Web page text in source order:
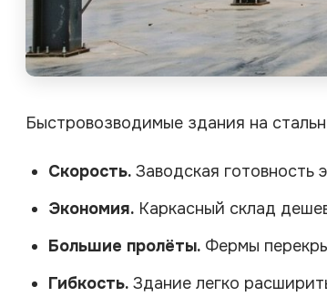
Быстровозводимые здания на
Скорость. Заводская готовность
Экономия. Каркасный склад
Большие пролёты. Фермы
Гибкость. Здание легко